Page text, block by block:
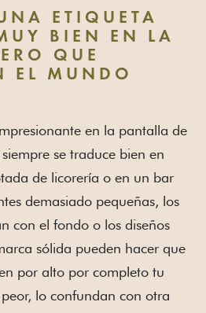
ETIQUETA
BIEN EN LA
QUE
EL MUNDO
en la pantalla de
se traduce bien en
de licorería o en un bar
demasiado pequeñas, los
con el fondo o los diseños
sólida pueden hacer que
por alto por completo tu
lo confundan con otra